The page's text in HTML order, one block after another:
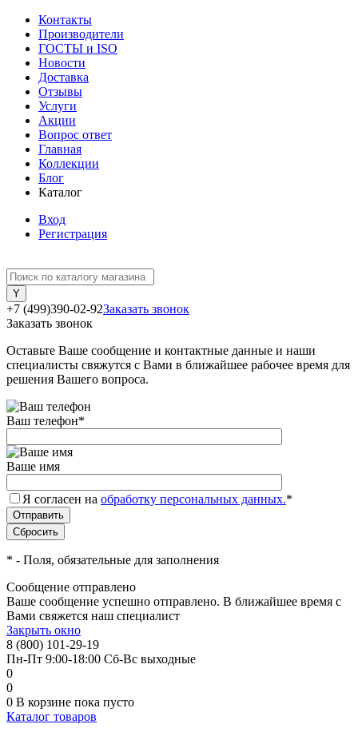
Контакты
Производители
ГОСТЫ и ISO
Новости
Доставка
Отзывы
Услуги
Акции
Вопрос ответ
Главная
Коллекции
Блог
Каталог
Вход
Регистрация
+7 (499)390-02-92Заказать звонок
Заказать звонок
Оставьте Ваше сообщение и контактные данные и наши
специалисты свяжутся с Вами в ближайшее рабочее время для
решения Вашего вопроса.
Ваш телефон*
Ваше имя
Я согласен на обработку персональных данных.*
* - Поля, обязательные для заполнения
Сообщение отправлено
Ваше сообщение успешно отправлено. В ближайшее время с
Вами свяжется наш специалист
Закрыть окно
8 (800) 101-29-19
Пн-Пт 9:00-18:00 Сб-Вс выходные
0
0
0 В корзине пока пусто
Каталог товаров